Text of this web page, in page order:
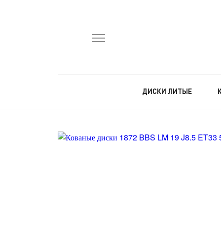
ДИСКИ ЛИТЫЕ